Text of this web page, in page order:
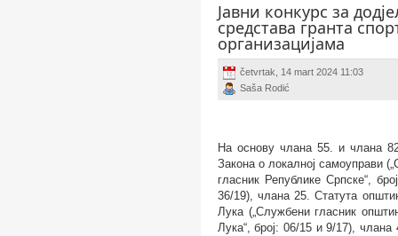
Јавни конкурс за
средстава гранта
организацијама
četvrtak, 14 mart 2024 11:03
Saša Rodić
На основу члана 55. и члана 8
Закона о локалној самоуправи
гласник Републике Српске“,
36/19), члана25. Статута
Лука („Службени гласник
Лука“, број: 06/15 и 9/17), члана